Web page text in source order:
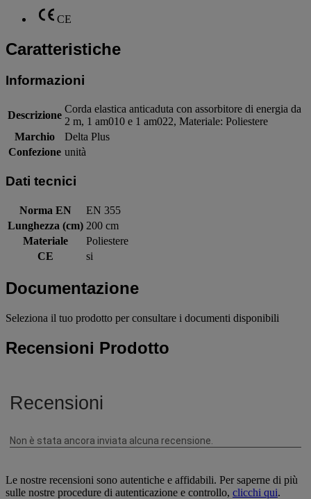
CE
Caratteristiche
Informazioni
Descrizione
Corda elastica anticaduta con assorbitore di energia da
2 m, 1 am010 e 1 am022, Materiale: Poliestere
Marchio
Delta Plus
Confezione unità
Dati tecnici
Norma EN
EN 355
Lunghezza (cm) 200 cm
Materiale
Poliestere
CE
si
Documentazione
Seleziona il tuo prodotto per consultare i documenti disponibili
Recensioni Prodotto
Le nostre recensioni sono autentiche e affidabili. Per saperne di più
sulle nostre procedure di autenticazione e controllo, clicchi qui.